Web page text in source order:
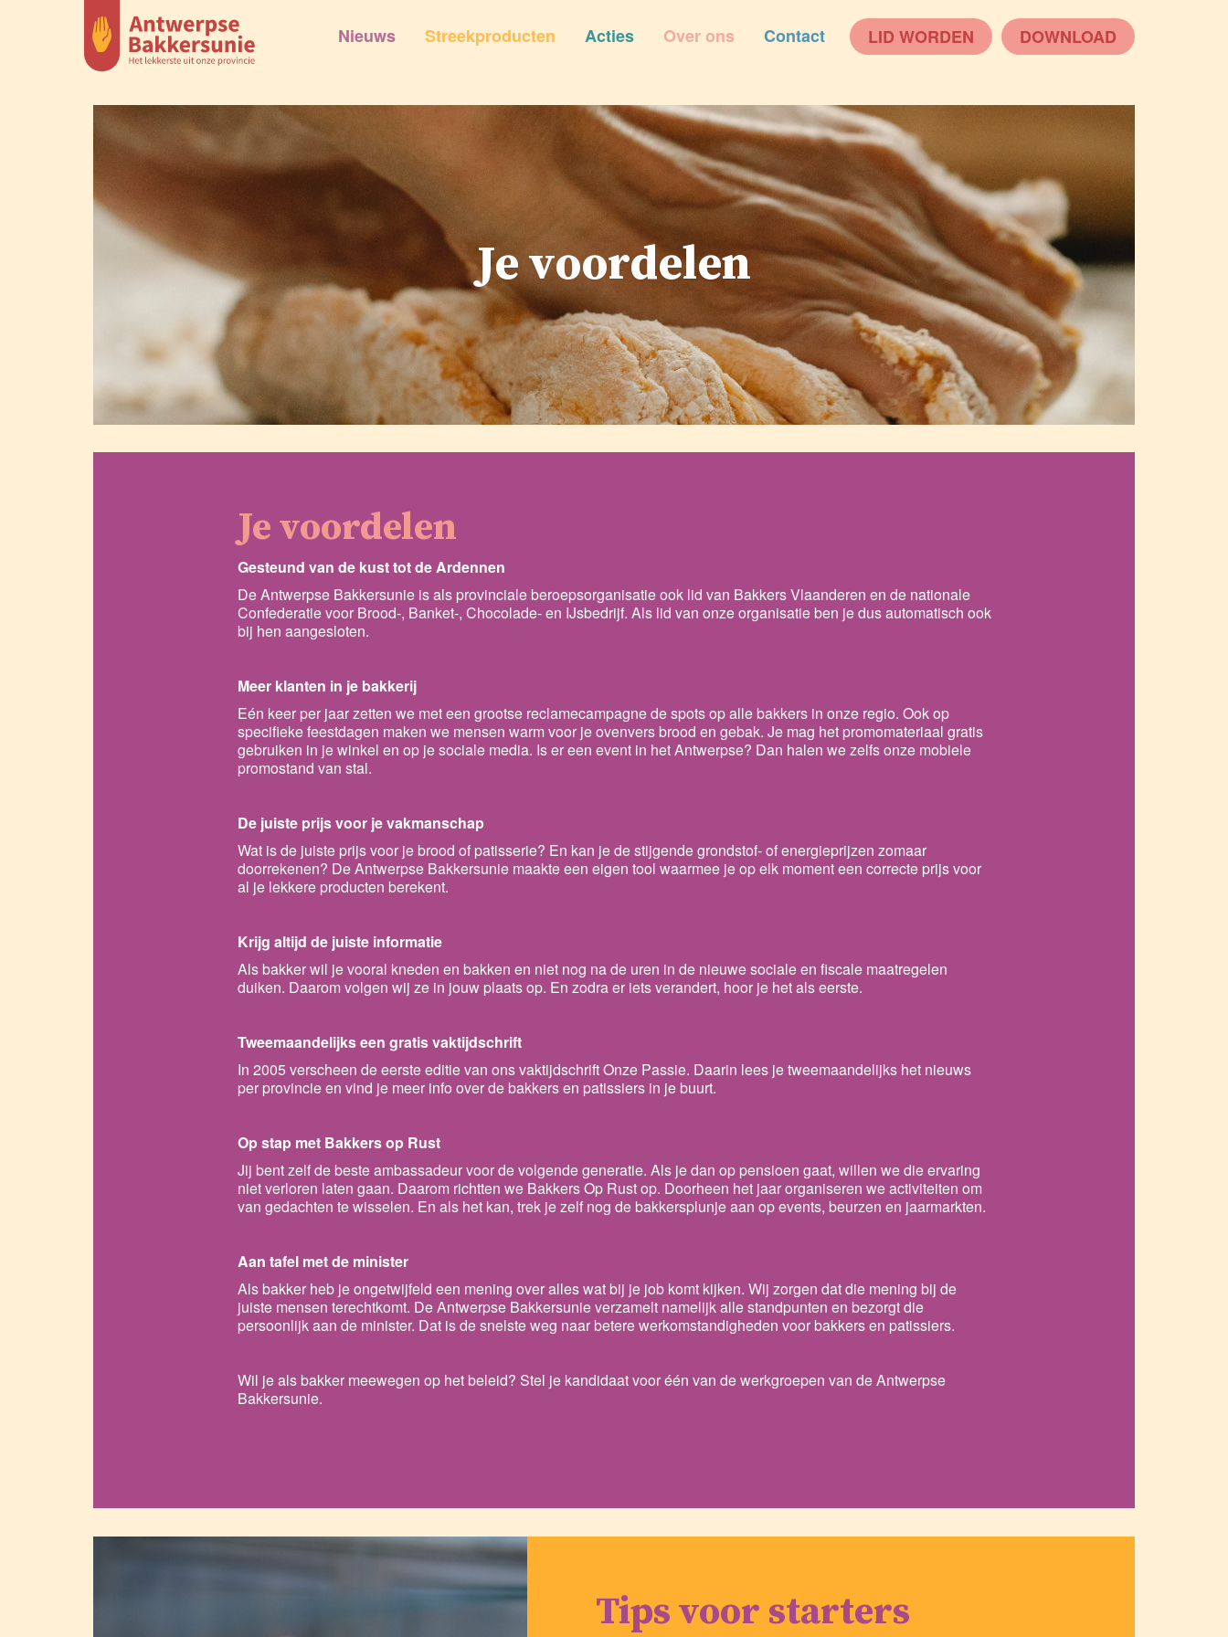
Nieuws Streekproducten Acties Over ons Contact LID WORDEN DOWNLOAD
Je voordelen
Je voordelen
Gesteund van de kust tot de Ardennen
De Antwerpse Bakkersunie is als provinciale beroepsorganisatie ook lid van Bakkers Vlaanderen en de nationale
Confederatie voor Brood-, Banket-, Chocolade- en IJsbedrijf. Als lid van onze organisatie ben je dus automatisch ook
bij hen aangesloten.
Meer klanten in je bakkerij
Eén keer per jaar zetten we met een grootse reclamecampagne de spots op alle bakkers in onze regio. Ook op
specifieke feestdagen maken we mensen warm voor je ovenvers brood en gebak. Je mag het promomateriaal gratis
gebruiken in je winkel en op je sociale media. Is er een event in het Antwerpse? Dan halen we zelfs onze mobiele
promostand van stal.
De juiste prijs voor je vakmanschap
Wat is de juiste prijs voor je brood of patisserie? En kan je de stijgende grondstof- of energieprijzen zomaar
doorrekenen? De Antwerpse Bakkersunie maakte een eigen tool waarmee je op elk moment een correcte prijs voor
al je lekkere producten berekent.
Krijg altijd de juiste informatie
Als bakker wil je vooral kneden en bakken en niet nog na de uren in de nieuwe sociale en fiscale maatregelen
duiken. Daarom volgen wij ze in jouw plaats op. En zodra er iets verandert, hoor je het als eerste.
Tweemaandelijks een gratis vaktijdschrift
In 2005 verscheen de eerste editie van ons vaktijdschrift Onze Passie. Daarin lees je tweemaandelijks het nieuws
per provincie en vind je meer info over de bakkers en patissiers in je buurt.
Op stap met Bakkers op Rust
Jij bent zelf de beste ambassadeur voor de volgende generatie. Als je dan op pensioen gaat, willen we die ervaring
niet verloren laten gaan. Daarom richtten we Bakkers Op Rust op. Doorheen het jaar organiseren we activiteiten om
van gedachten te wisselen. En als het kan, trek je zelf nog de bakkersplunje aan op events, beurzen en jaarmarkten.
Aan tafel met de minister
Als bakker heb je ongetwijfeld een mening over alles wat bij je job komt kijken. Wij zorgen dat die mening bij de
juiste mensen terechtkomt. De Antwerpse Bakkersunie verzamelt namelijk alle standpunten en bezorgt die
persoonlijk aan de minister. Dat is de snelste weg naar betere werkomstandigheden voor bakkers en patissiers.
Wil je als bakker meewegen op het beleid? Stel je kandidaat voor één van de werkgroepen van de Antwerpse
Bakkersunie.
Tips voor starters